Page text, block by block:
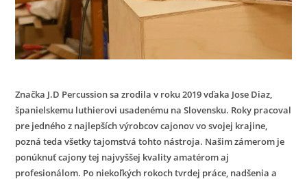
Značka J.D Percussion sa zrodila v roku 2019 vďaka Jose Diaz,
španielskemu luthierovi usadenému na Slovensku. Roky pracoval
pre jedného z najlepších výrobcov cajonov vo svojej krajine,
pozná teda všetky tajomstvá tohto nástroja. Našim zámerom je
ponúknuť cajony tej najvyššej kvality amatérom aj
profesionálom. Po niekoľkých rokoch tvrdej práce, nadšenia a